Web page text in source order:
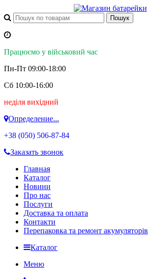
Працюємо у військовий час
Пн-Пт 09:00-18:00
Сб 10:00-16:00
неділя вихідний
Определение...
+38 (050) 506-87-84
Заказать звонок
Главная
Каталог
Новини
Про нас
Послуги
Доставка та оплата
Контакти
Перепаковка та ремонт акумуляторів
Каталог
Меню